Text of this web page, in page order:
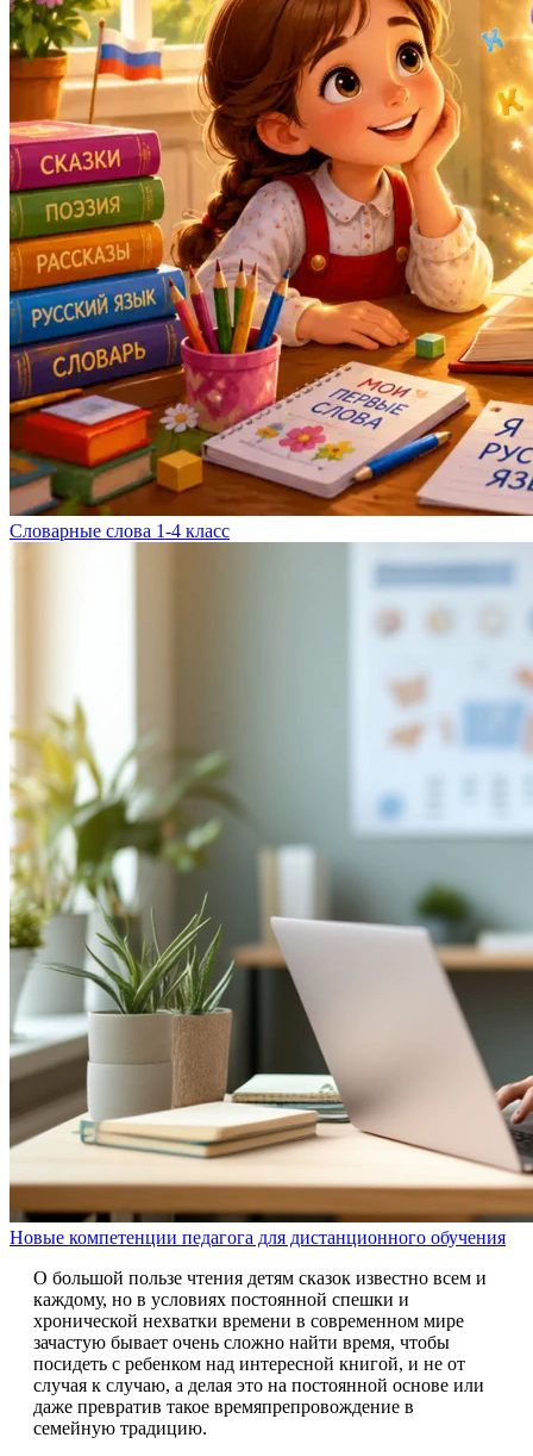
Словарные слова 1-4 класс
Новые компетенции педагога для дистанционного обучения
О большой пользе чтения детям сказок известно всем и
каждому, но в условиях постоянной спешки и
хронической нехватки времени в современном мире
зачастую бывает очень сложно найти время, чтобы
посидеть с ребенком над интересной книгой, и не от
случая к случаю, а делая это на постоянной основе или
даже превратив такое времяпрепровождение в
семейную традицию.